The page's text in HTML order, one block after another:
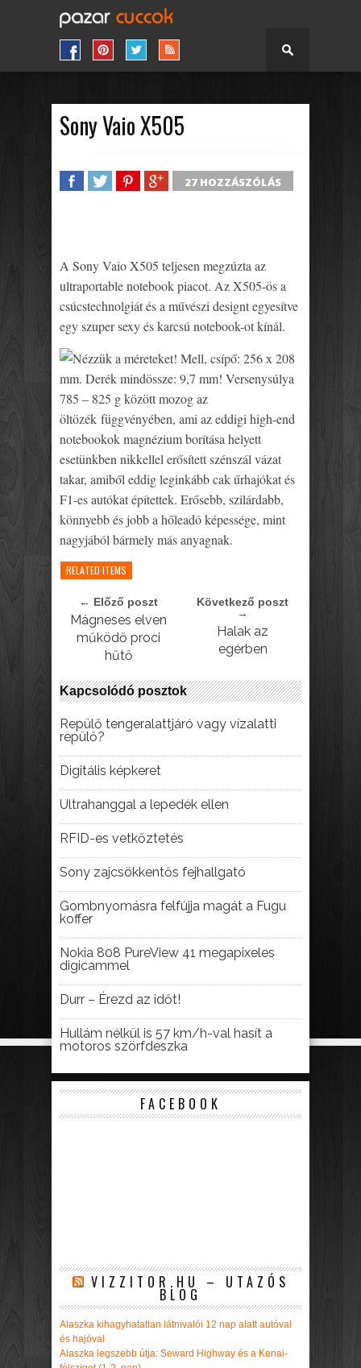
Sony Vaio X505
27 HOZZÁSZÓLÁS
A Sony Vaio X505 teljesen megzúzta az
ultraportable notebook piacot. Az X505-ös a
csúcstechnolgiát és a művészi designt egyesítve
egy szuper sexy és karcsú notebook-ot kínál.
Nézzük a méreteket! Mell, csípő: 256 x 208
mm. Derék mindössze: 9,7 mm! Versenysúlya
785 – 825 g között mozog az
öltözék függvényében, ami az eddigi high-end
notebookok magnézium borítása helyett
esetünkben nikkellel erősített szénszál vázat
takar, amiből eddig leginkább cak űrhajókat és
F1-es autókat építettek. Erősebb, szilárdabb,
könnyebb és jobb a hőleadó képessége, mint
nagyjából bármely más anyagnak.
RELATED ITEMS
← Előző poszt
Mágneses elven
működő proci
hűtő
Következő poszt
→
Halak az
egérben
Kapcsolódó posztok
Repülő tengeralattjáró vagy vízalatti
repülő?
Digitális képkeret
Ultrahanggal a lepedék ellen
RFID-es vetkőztetés
Sony zajcsökkentős fejhallgató
Gombnyomásra felfújja magát a Fugu
koffer
Nokia 808 PureView 41 megapixeles
digicammel
Durr – Érezd az időt!
Hullám nélkül is 57 km/h-val hasít a
motoros szörfdeszka
FACEBOOK
VIZZITOR.HU – UTAZÓS
BLOG
Alaszka kihagyhatatlan látnivalói 12 nap alatt autóval
és hajóval
Alaszka legszebb útja: Seward Highway és a Kenai-